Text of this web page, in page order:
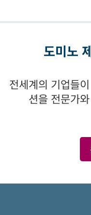
도미노
전세계의 기업들
션을 전문가
관